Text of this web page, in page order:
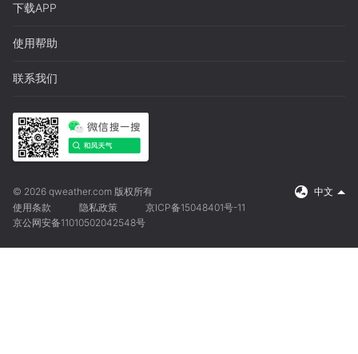
下载APP
使用帮助
联系我们
© 2026 qweather.com 版权所有
中文
使用条款
隐私政策
京ICP备15048401号-11
京公网安备11010502042548号